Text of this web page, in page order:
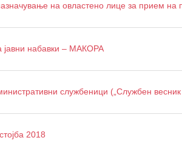
на овластено лице за прием на
јавни набавки – МАКОРА
службеници („Службен
2018